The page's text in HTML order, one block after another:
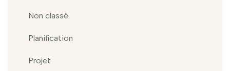
Non classé
Planification
Projet